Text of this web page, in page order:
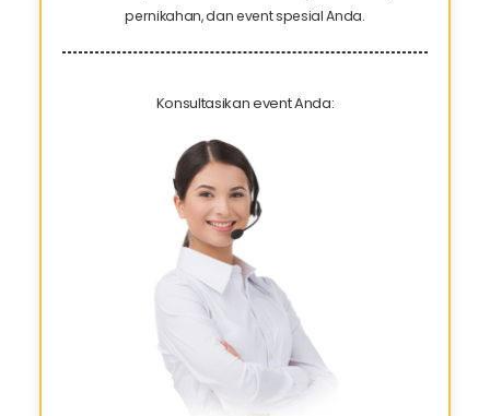
pernikahan, dan event spesial Anda.
Konsultasikan event Anda: